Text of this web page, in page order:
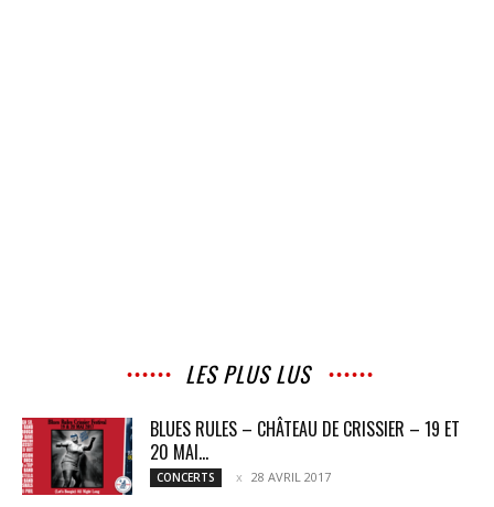
LES PLUS LUS
BLUES RULES – CHÂTEAU DE CRISSIER – 19 ET
20 MAI...
CONCERTS 28 AVRIL 2017